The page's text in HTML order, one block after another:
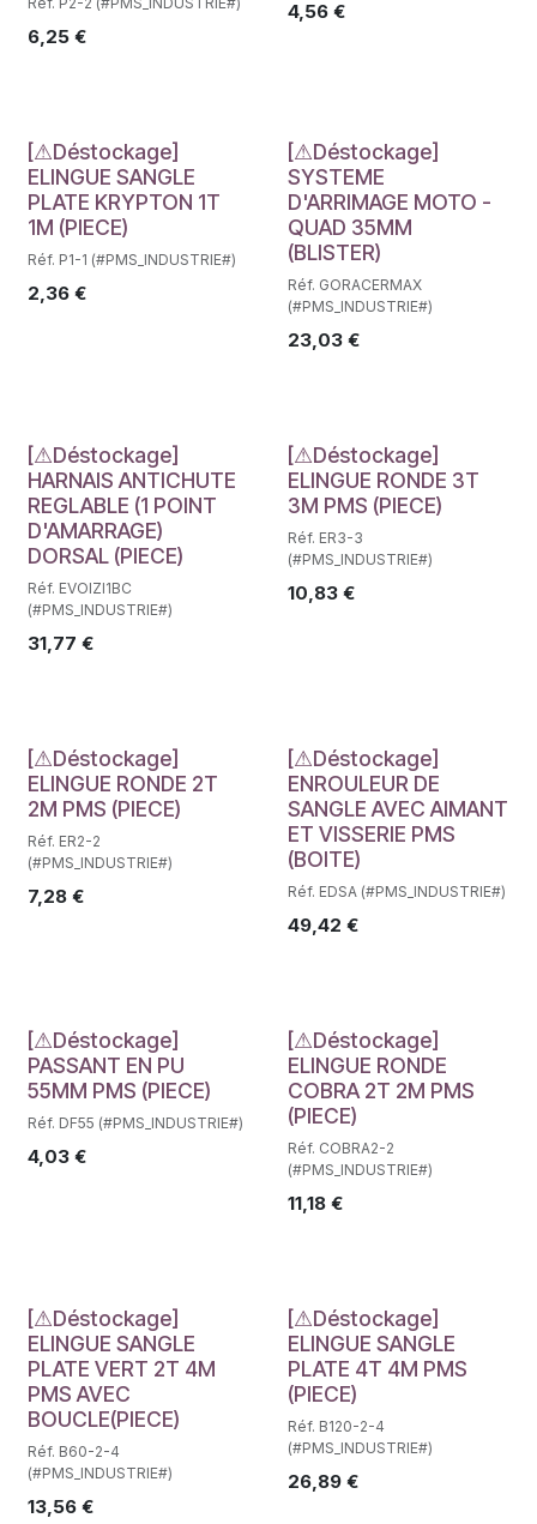
6,25 €
4,56€
Déstockage
[⚠Déstockage]
ELINGUE SANGLE
PLATE KRYPTON 1T
1M (PIECE)
Réf. P1-1 (#PMS_INDUSTRIE#)
2,36 €
Déstockage
[⚠Déstockage]
SYSTEME
D'ARRIMAGE MOTO -
QUAD 35MM
(BLISTER)
Réf. GORACERMAX
(#PMS_INDUSTRIE#)
23,03€
Déstockage
[⚠Déstockage]
HARNAIS ANTICHUTE
REGLABLE (1 POINT
D'AMARRAGE)
DORSAL (PIECE)
Réf. EVOIZI1BC
(#PMS_INDUSTRIE#)
31,77 €
Déstockage
[⚠Déstockage]
ELINGUE RONDE 3T
3M PMS (PIECE)
Réf. ER3-3
(#PMS_INDUSTRIE#)
10,83€
Déstockage
[⚠Déstockage]
ELINGUE RONDE 2T
2M PMS (PIECE)
Réf. ER2-2
(#PMS_INDUSTRIE#)
7,28 €
Déstockage
[⚠Déstockage]
ENROULEUR DE
SANGLE AVEC AIMANT
ET VISSERIE PMS
(BOITE)
Réf. EDSA (#PMS_INDUSTRIE#)
49,42 €
Déstockage
[⚠Déstockage]
PASSANT EN PU
55MM PMS (PIECE)
Réf. DF55 (#PMS_INDUSTRIE#)
4,03 €
Déstockage
[⚠Déstockage]
ELINGUE RONDE
COBRA 2T 2M PMS
(PIECE)
Réf. COBRA2-2
(#PMS_INDUSTRIE#)
11,18€
Déstockage
[⚠Déstockage]
ELINGUE SANGLE
PLATE VERT 2T 4M
PMS AVEC
BOUCLE(PIECE)
Réf. B60-2-4
(#PMS_INDUSTRIE#)
13,56 €
Déstockage
[⚠Déstockage]
ELINGUE SANGLE
PLATE 4T 4M PMS
(PIECE)
Réf. B120-2-4
(#PMS_INDUSTRIE#)
26,89€